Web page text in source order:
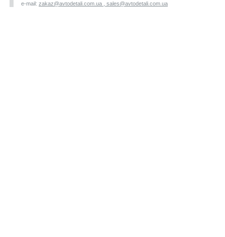
e-mail: zakaz@avtodetali.com.ua , sales@avtodetali.com.ua